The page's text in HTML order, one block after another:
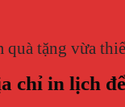
tặng vừa
chỉ in lịch